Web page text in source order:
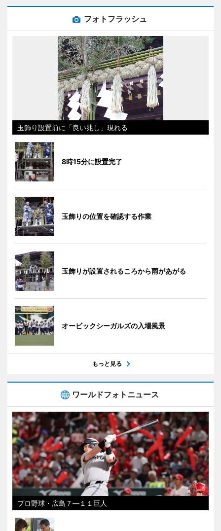
フォトフラッシュ
玉飾り設置前に「良い兆し」現れる
8時15分に設置完了
玉飾りの位置を確認する作業
玉飾りが設置されるころから雨があがる
オービックシーガルズの入場風景
もっと見る
ワールドフォトニュース
プロ野球・広島７―１１巨人